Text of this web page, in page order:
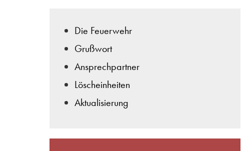
Die Feuerwehr
Grußwort
Ansprechpartner
Löscheinheiten
Aktualisierung